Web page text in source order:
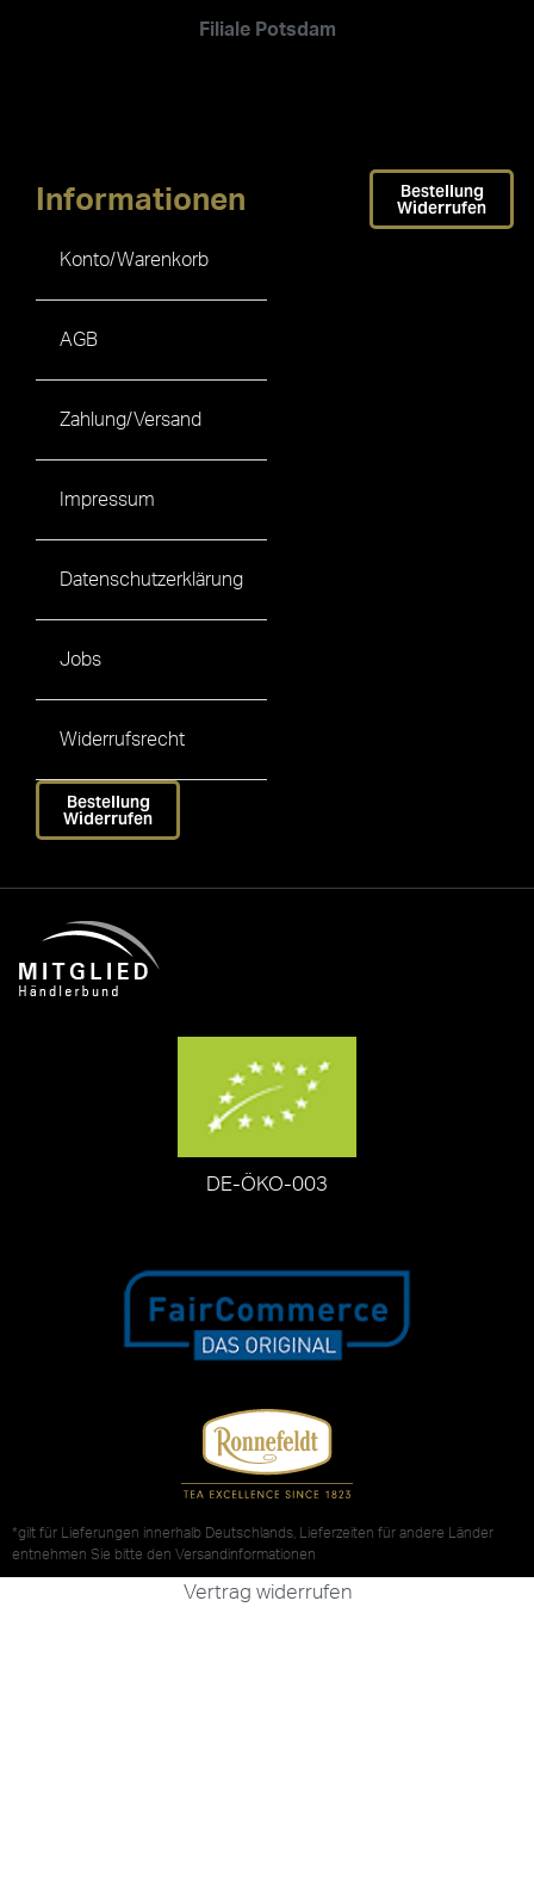
Filiale Potsdam
Informationen
Konto/Warenkorb
AGB
Zahlung/Versand
Impressum
Datenschutzerklärung
Jobs
Widerrufsrecht
Bestellung
Widerrufen
Bestellung
Widerrufen
DE-ÖKO-003
*gilt für Lieferungen innerhalb Deutschlands, Lieferzeiten für andere Länder
entnehmen Sie bitte den Versandinformationen
Vertrag widerrufen